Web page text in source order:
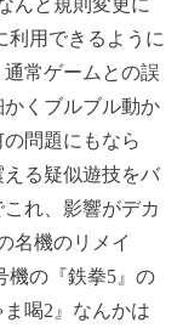
利用できるように
常ゲームとの誤
くブルブル動か
問題にもなら
る疑似遊技をバ
れ、影響がデカ
名機のリメイ
機の『鉄拳5』の
喝2』なんかは